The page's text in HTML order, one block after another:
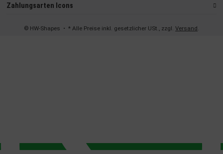
Zahlungsarten Icons
© HW-Shapes • * Alle Preise inkl. gesetzlicher USt., zzgl. Versand